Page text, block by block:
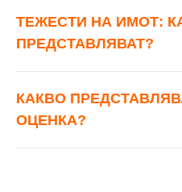
ТЕЖЕСТИ НА ИМОТ:
ПРЕДСТАВЛЯВАТ?
КАКВО
ОЦЕНКА?